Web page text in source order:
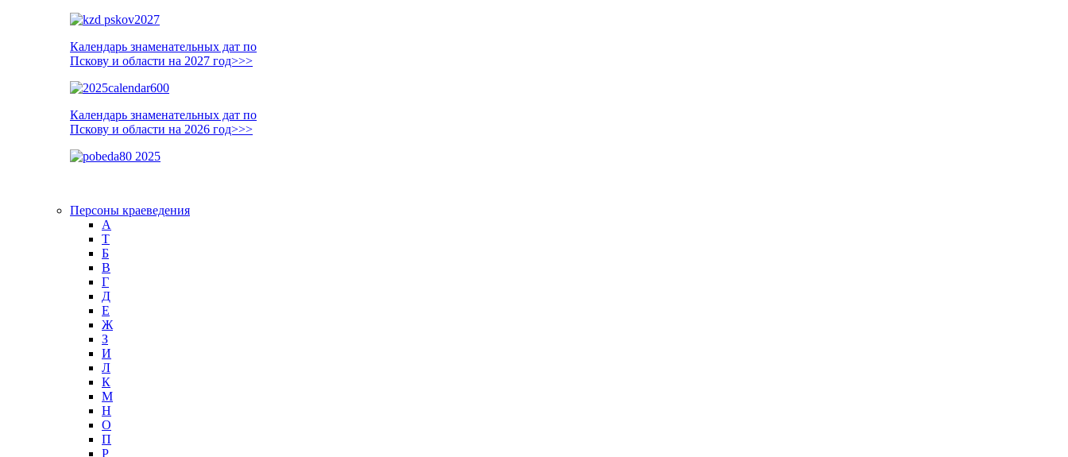
Календарь знаменательных дат по
Пскову и области на 2027 год>>>
Календарь знаменательных дат по
Пскову и области на 2026 год>>>
Персоны краеведения
А
T
Б
В
Г
Д
Е
Ж
З
И
Л
К
М
Н
О
П
Р